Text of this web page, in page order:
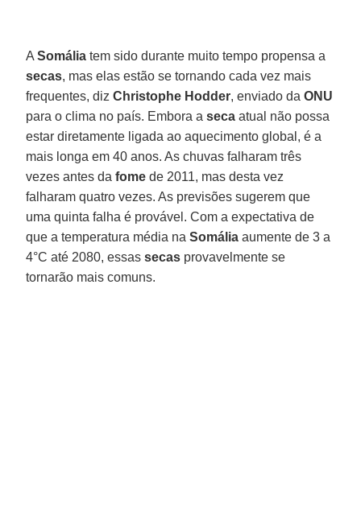
ASomália tem sido durante muito tempo propensa a
secas, mas elas estão se tornando cada vez mais
frequentes, dizChristophe Hodder, enviado daONU
para o clima no país. Embora aseca atual não possa
estar diretamente ligada ao aquecimento global, é a
mais longa em 40 anos. As chuvas falharam três
vezes antes dafome de 2011, mas desta vez
falharam quatro vezes. As previsões sugerem que
uma quinta falha é provável. Com a expectativa de
que a temperatura média naSomália aumente de 3 a
4°C até 2080, essassecas provavelmente se
tornarão mais comuns.